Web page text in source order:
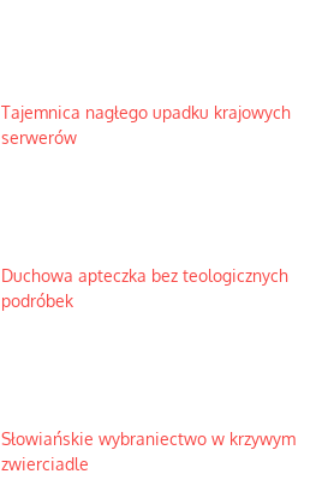
Tajemnica nagłego upadku krajowych
serwerów
Duchowa apteczka bez teologicznych
podróbek
Słowiańskie wybraniectwo w krzywym
zwierciadle